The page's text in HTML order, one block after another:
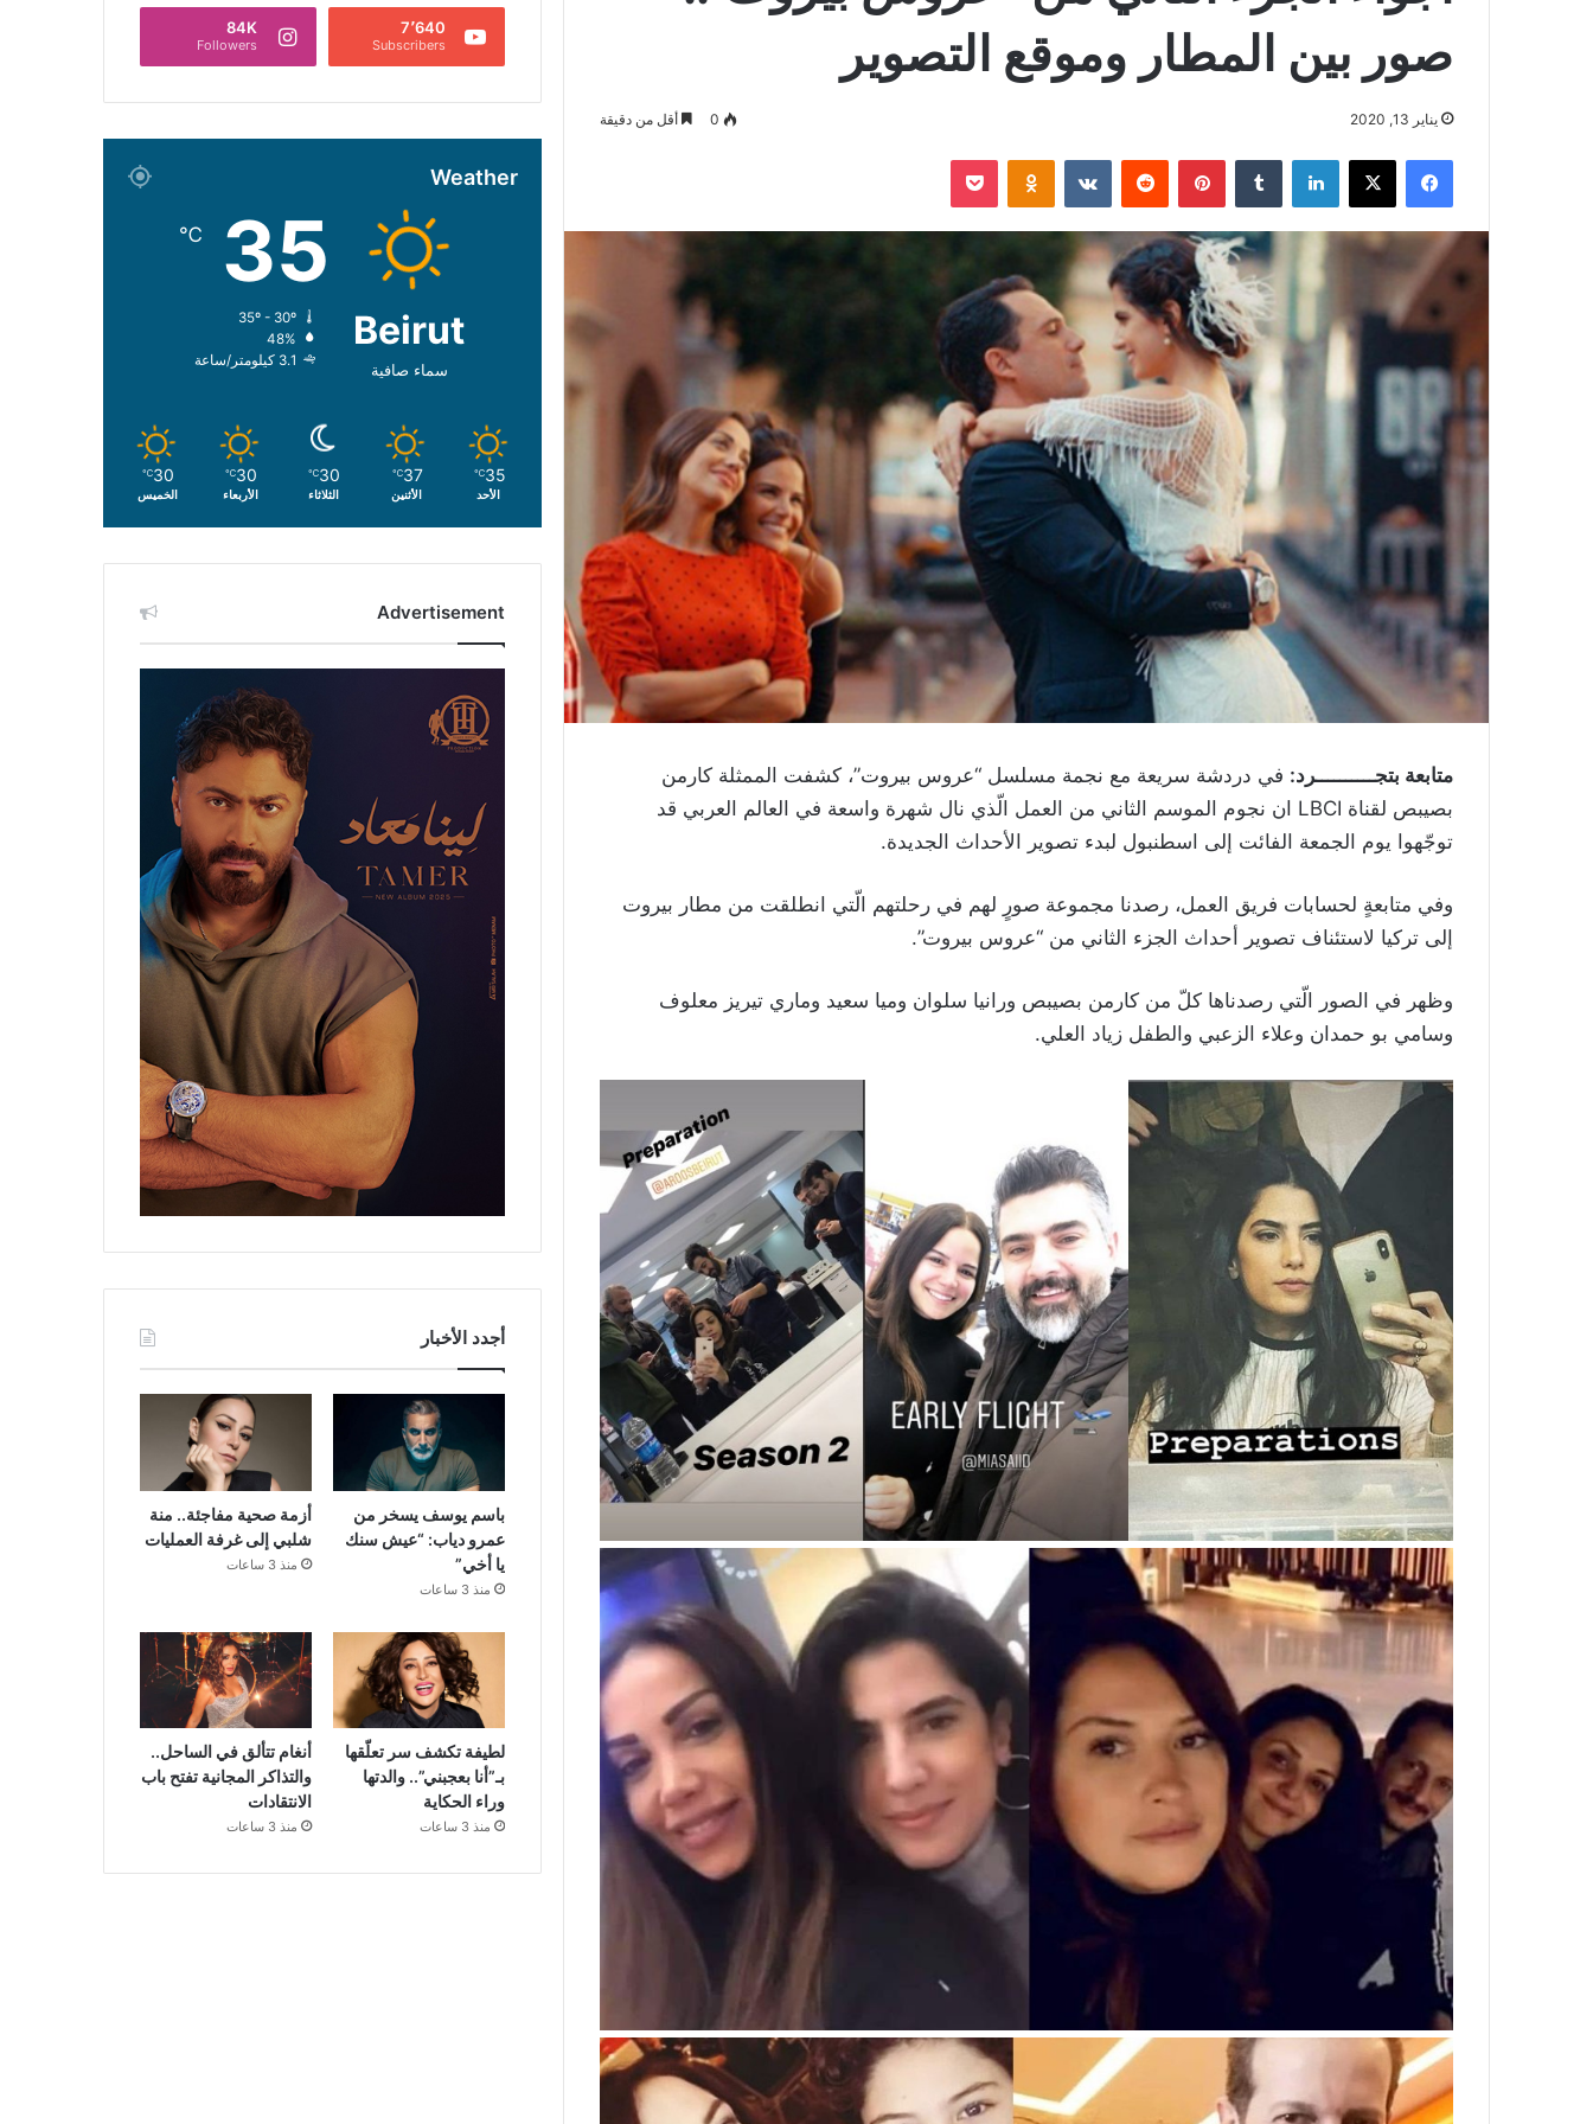
صور بين المطار وموقع التصوير
يناير 13, 2020 0 أقل من دقيقة
فيسبوك ‫X لينكدإن بينتيريست Odnoklassniki
‫Pocket
متابعة بتجــــــــــرد: في دردشة سريعة مع نجمة مسلسل “عروس بيروت”، كشفت الممثلة كارمن
بصيبص لقناة LBCI ان نجوم الموسم الثاني من العمل الّذي نال شهرة واسعة في العالم العربي قد
توجّهوا يوم الجمعة الفائت إلى اسطنبول لبدء تصوير الأحداث الجديدة.
وفي متابعةٍ لحسابات فريق العمل، رصدنا مجموعة صورٍ لهم في رحلتهم الّتي انطلقت من مطار بيروت
إلى تركيا لاستئناف تصوير أحداث الجزء الثاني من “عروس بيروت”.
وظهر في الصور الّتي رصدناها كلّ من كارمن بصيبص ورانيا سلوان وميا سعيد وماري تيريز معلوف
وسامي بو حمدان وعلاء الزعبي والطفل زياد العلي.
7٬640
Subscribers
84K
Followers
Weather
Beirut
سماء صافية
35
℃
48%
3.1 كيلومتر/ساعة
35
℃
الأحد
37
℃
الأثنين
30
℃
الثلاثاء
30
℃
الأربعاء
30
℃
الخميس
Advertisement
أجدد الأخبار
باسم يوسف يسخر من
عمرو دياب: “عيش سنك
يا أخي”
منذ 3 ساعات
أزمة صحية مفاجئة.. منة
شلبي إلى غرفة العمليات
منذ 3 ساعات
لطيفة تكشف سر تعلّقها
بـ”أنا بعجبني”.. والدتها
وراء الحكاية
منذ 3 ساعات
أنغام تتألق في الساحل..
والتذاكر المجانية تفتح باب
الانتقادات
منذ 3 ساعات